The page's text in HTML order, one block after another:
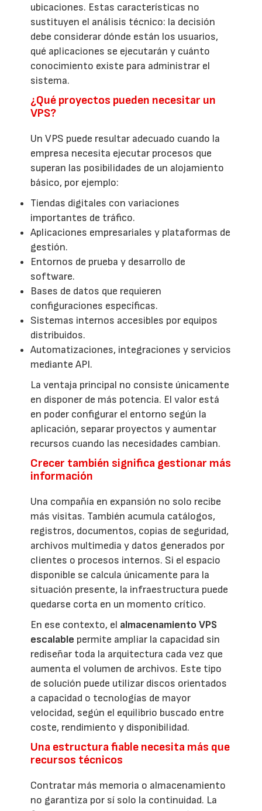
ubicaciones. Estas características no
sustituyen el análisis técnico: la decisión
debe considerar dónde están los usuarios,
qué aplicaciones se ejecutarán y cuánto
conocimiento existe para administrar el
sistema.
¿Qué proyectos pueden necesitar un
VPS?
Un VPS puede resultar adecuado cuando la
empresa necesita ejecutar procesos que
superan las posibilidades de un alojamiento
básico, por ejemplo:
Tiendas digitales con variaciones
importantes de tráfico.
Aplicaciones empresariales y plataformas de
gestión.
Entornos de prueba y desarrollo de
software.
Bases de datos que requieren
configuraciones específicas.
Sistemas internos accesibles por equipos
distribuidos.
Automatizaciones, integraciones y servicios
mediante API.
La ventaja principal no consiste únicamente
en disponer de más potencia. El valor está
en poder configurar el entorno según la
aplicación, separar proyectos y aumentar
recursos cuando las necesidades cambian.
Crecer también significa gestionar más
información
Una compañía en expansión no solo recibe
más visitas. También acumula catálogos,
registros, documentos, copias de seguridad,
archivos multimedia y datos generados por
clientes o procesos internos. Si el espacio
disponible se calcula únicamente para la
situación presente, la infraestructura puede
quedarse corta en un momento crítico.
En ese contexto, el almacenamiento VPS
escalable permite ampliar la capacidad sin
rediseñar toda la arquitectura cada vez que
aumenta el volumen de archivos. Este tipo
de solución puede utilizar discos orientados
a capacidad o tecnologías de mayor
velocidad, según el equilibrio buscado entre
coste, rendimiento y disponibilidad.
Una estructura fiable necesita más que
recursos técnicos
Contratar más memoria o almacenamiento
no garantiza por sí solo la continuidad. La